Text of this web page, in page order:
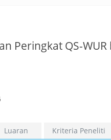
Peringkat QS-
Luaran Kriteria Peneliti